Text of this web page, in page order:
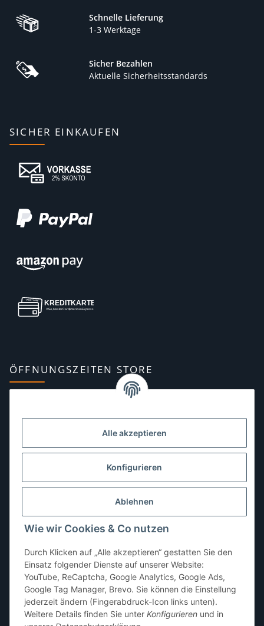
Alle akzeptieren
Konfigurieren
Ablehnen
Wie wir Cookies & Co nutzen
Durch Klicken auf „Alle akzeptieren“ gestatten Sie den
Einsatz folgender Dienste auf unserer Website:
YouTube, ReCaptcha, Google Analytics, Google Ads,
Google Tag Manager, Brevo. Sie können die Einstellung
jederzeit ändern (Fingerabdruck-Icon links unten).
Weitere Details finden Sie unter Konfigurieren und in
Schnelle Lieferung
1-3 Werktage
Sicher Bezahlen
Aktuelle Sicherheitsstandards
SICHER EINKAUFEN
ÖFFNUNGSZEITEN STORE
10:00–13:00, 14:00–18:00 Uhr
Dienstag:10:00–13:00, 14:00–16:00 Uhr
10:00–13:00 Uhr
Freitag:10:00–13:00, 14:00–18:00 Uhr
Sonntag: geschlossen